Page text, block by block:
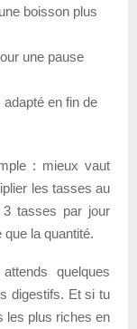
boisson plus
une pause
en fin de
: mieux vaut
les tasses au
tasses par jour
la quantité.
quelques
digestifs. Et si tu
les plus riches en